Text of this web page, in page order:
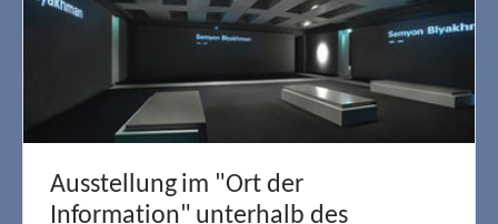
Ausstellung im "Ort der
Information" unterhalb des